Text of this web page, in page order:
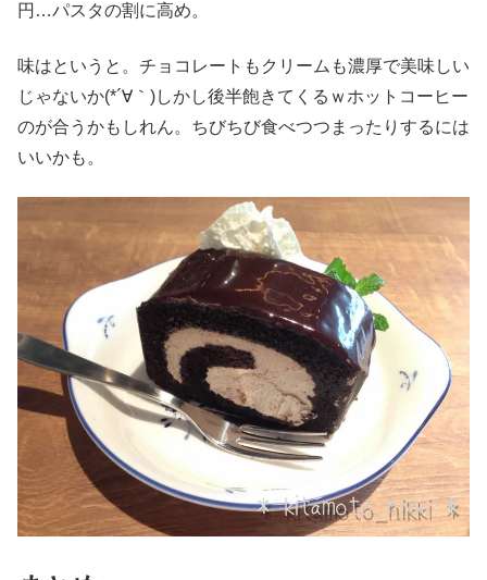
円…パスタの割に高め。
味はというと。チョコレートもクリームも濃厚で美味しい
じゃないか(*´∀｀)しかし後半飽きてくるｗホットコーヒー
のが合うかもしれん。ちびちび食べつつまったりするには
いいかも。